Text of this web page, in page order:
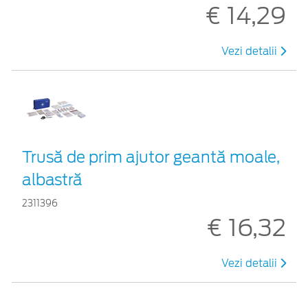
€ 14,29
Vezi detalii
Trusă de prim ajutor geantă moale,
albastră
2311396
€ 16,32
Vezi detalii